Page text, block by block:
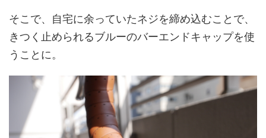
そこで、自宅に余っていたネジを締め込むことで、
きつく止められるブルーのバーエンドキャップを使
うことに。